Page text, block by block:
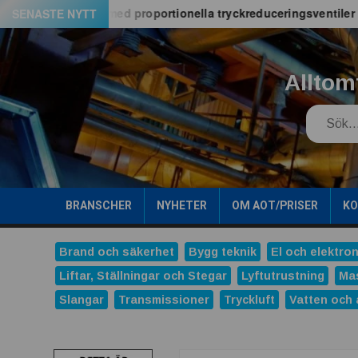
Hoppa
till
innehåll
SENASTE NYTT
serien med proportionella tryckreduceringsventiler
Search
BRANSCHER NYHETER OM AOT/PRISER
Brand och säkerhet Bygg teknik El och
Liftar, Ställningar och Stegar
Lyftutrustning
Slangar
Transmissioner Tryckluft Vatten och